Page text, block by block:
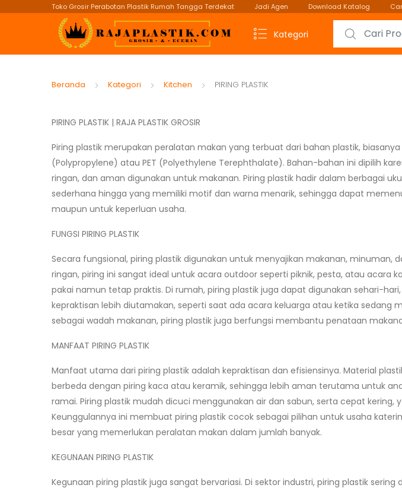
Toko Grosir Perabotan Plastik Rumah Tangga Terdekat Jadi Agen Download Katalog
Kategori
Search for:
Beranda Kategori Kitchen PIRING PLASTIK
PIRING PLASTIK | RAJA PLASTIK GROSIR
Piring plastik merupakan peralatan makan yang terbuat dari bahan plastik,
(Polypropylene) atau PET (Polyethylene Terephthalate). Bahan-bahan ini dipilih
ringan, dan aman digunakan untuk makanan. Piring plastik hadir dalam berbagai
sederhana hingga yang memiliki motif dan warna menarik, sehingga dapat
maupun untuk keperluan usaha.
FUNGSI PIRING PLASTIK
Secara fungsional, piring plastik digunakan untuk menyajikan makanan, minuman,
ringan, piring ini sangat ideal untuk acara outdoor seperti piknik, pesta, atau acara
pakai namun tetap praktis. Di rumah, piring plastik juga dapat digunakan sehari-
kepraktisan lebih diutamakan, seperti saat ada acara keluarga atau ketika sedang
sebagai wadah makanan, piring plastik juga berfungsi membantu penataan
MANFAAT PIRING PLASTIK
Manfaat utama dari piring plastik adalah kepraktisan dan efisiensinya. Material
berbeda dengan piring kaca atau keramik, sehingga lebih aman terutama untuk
ramai. Piring plastik mudah dicuci menggunakan air dan sabun, serta cepat kering,
Keunggulannya ini membuat piring plastik cocok sebagai pilihan untuk usaha
besar yang memerlukan peralatan makan dalam jumlah banyak.
KEGUNAAN PIRING PLASTIK
Kegunaan piring plastik juga sangat bervariasi. Di sektor industri, piring plastik